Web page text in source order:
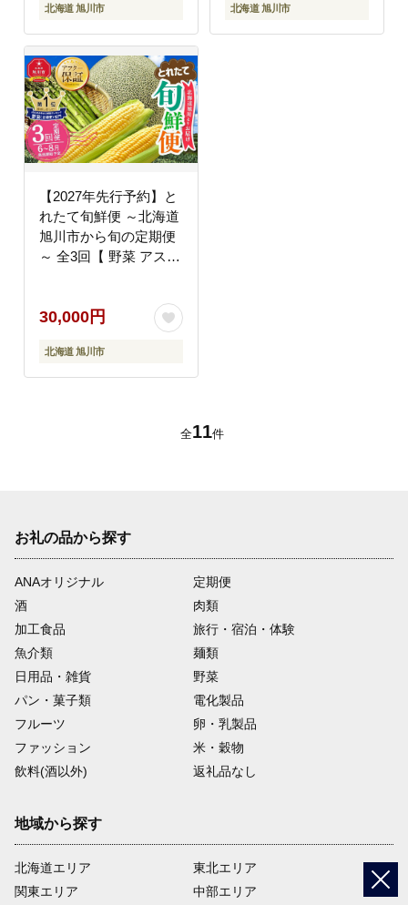
市 北海道 】 _05405
北海道 旭川市
さと納税 特A ふるさと
納税 旭川市 北海道 】
北海道 旭川市
【2027年先行予約】と
れたて旬鮮便 ～北海道
旭川市から旬の定期便
～ 全3回【 野菜 アスパ
ッシュ とうもろこし 赤
肉 メロン フルーツ 果
物 旭川市ふるさと納税
北海道ふるさと納税 旭
30,000円
北海道 旭川市
全11件
お礼の品から探す
ANAオリジナル
定期便
酒
肉類
加工食品
旅行・宿泊・体験
魚介類
麺類
日用品・雑貨
野菜
パン・菓子類
電化製品
フルーツ
卵・乳製品
ファッション
米・穀物
飲料(酒以外)
返礼品なし
地域から探す
北海道エリア
関東エリア
東北エリア
中部エリア